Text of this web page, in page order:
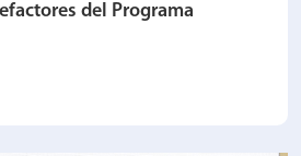
del Programa